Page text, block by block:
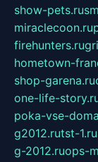
show-pets.ru
miraclecoon.ru
firehunters.ru
hometown-
shop-garena.ru
one-life-
poka-vse-
g2012.rutst-1.ru
g-2012.ruops-